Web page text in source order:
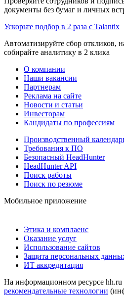
документы без бумаг и личных
Ускорьте подбор в 2 раза с Talantix
Автоматизируйте сбор откликов,
собирайте аналитику в 2 клика
О компании
Наши вакансии
Партнерам
Реклама на сайте
Новости и статьи
Инвесторам
Кандидаты по профессиям
Производственный
Требования к ПО
Безопасный HeadHunter
HeadHunter API
Поиск работы
Поиск по резюме
Мобильное приложение
Этика и комплаенс
Оказание услуг
Использование сайтов
Защита персональных
ИТ аккредитация
На информационном ресурсе hh.ru
рекомендательные технологии